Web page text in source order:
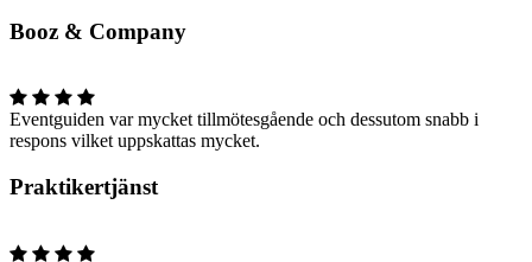
Booz & Company
Eventguiden var mycket tillmötesgående och dessutom snabb i
respons vilket uppskattas mycket.
Praktikertjänst